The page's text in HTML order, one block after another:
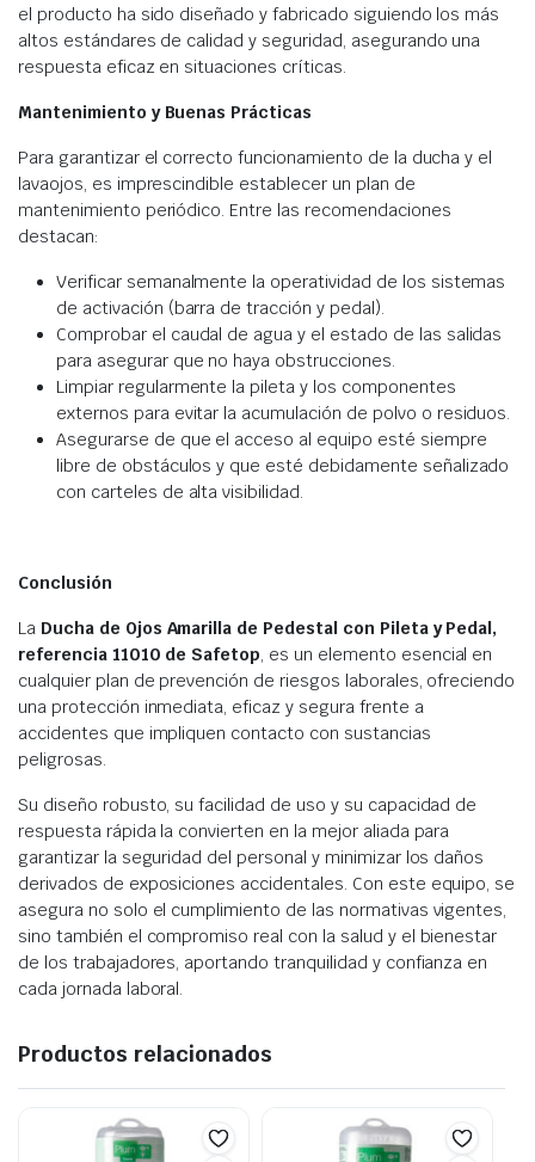
el producto ha sido diseñado y fabricado siguiendo los más
altos estándares de calidad y seguridad, asegurando una
respuesta eficaz en situaciones críticas.
Mantenimiento y Buenas Prácticas
Para garantizar el correcto funcionamiento de la ducha y el
lavaojos, es imprescindible establecer un plan de
mantenimiento periódico. Entre las recomendaciones
destacan:
Verificar semanalmente la operatividad de los sistemas
de activación (barra de tracción y pedal).
Comprobar el caudal de agua y el estado de las salidas
para asegurar que no haya obstrucciones.
Limpiar regularmente la pileta y los componentes
externos para evitar la acumulación de polvo o residuos.
Asegurarse de que el acceso al equipo esté siempre
libre de obstáculos y que esté debidamente señalizado
con carteles de alta visibilidad.
Conclusión
La Ducha de Ojos Amarilla de Pedestal con Pileta y Pedal,
referencia 11010 de Safetop, es un elemento esencial en
cualquier plan de prevención de riesgos laborales, ofreciendo
una protección inmediata, eficaz y segura frente a
accidentes que impliquen contacto con sustancias
peligrosas.
Su diseño robusto, su facilidad de uso y su capacidad de
respuesta rápida la convierten en la mejor aliada para
garantizar la seguridad del personal y minimizar los daños
derivados de exposiciones accidentales. Con este equipo, se
asegura no solo el cumplimiento de las normativas vigentes,
sino también el compromiso real con la salud y el bienestar
de los trabajadores, aportando tranquilidad y confianza en
cada jornada laboral.
Productos relacionados